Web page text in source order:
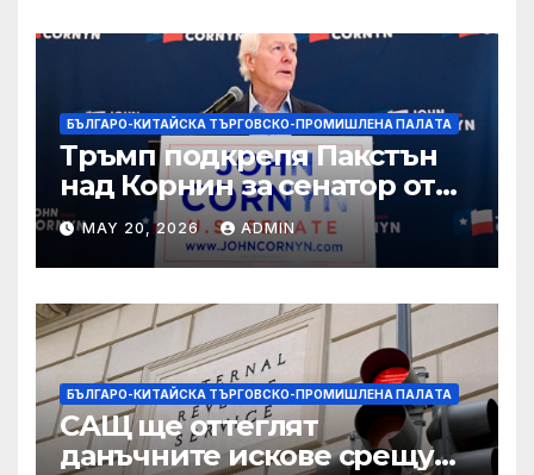
БЪЛГАРО-КИТАЙСКА ТЪРГОВСКО-ПРОМИШЛЕНА ПАЛAТА
Тръмп подкрепя Пакстън
над Корнин за сенатор от
Тексас в шокираща
подкрепа
MAY 20, 2026 ADMIN
БЪЛГАРО-КИТАЙСКА ТЪРГОВСКО-ПРОМИШЛЕНА ПАЛAТА
САЩ ще оттеглят
данъчните искове срещу